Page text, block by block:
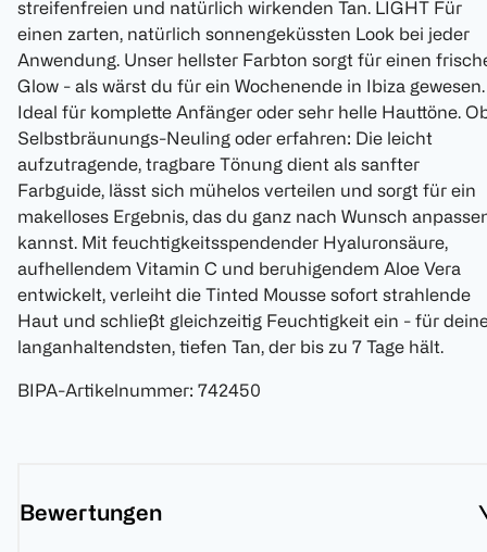
streifenfreien und natürlich wirkenden Tan. LIGHT Für
einen zarten, natürlich sonnengeküssten Look bei jeder
Anwendung. Unser hellster Farbton sorgt für einen
Glow - als wärst du für ein Wochenende in Ibiza gewesen.
Ideal für komplette Anfänger oder sehr helle Hauttöne.
Selbstbräunungs-Neuling oder erfahren: Die leicht
aufzutragende, tragbare Tönung dient als sanfter
Farbguide, lässt sich mühelos verteilen und sorgt für ein
makelloses Ergebnis, das du ganz nach Wunsch
kannst. Mit feuchtigkeitsspendender Hyaluronsäure,
aufhellendem Vitamin C und beruhigendem Aloe Vera
entwickelt, verleiht die Tinted Mousse sofort strahlende
Haut und schließt gleichzeitig Feuchtigkeit ein - für
langanhaltendsten, tiefen Tan, der bis zu 7 Tage hält.
BIPA-Artikelnummer: 742450
Bewertungen